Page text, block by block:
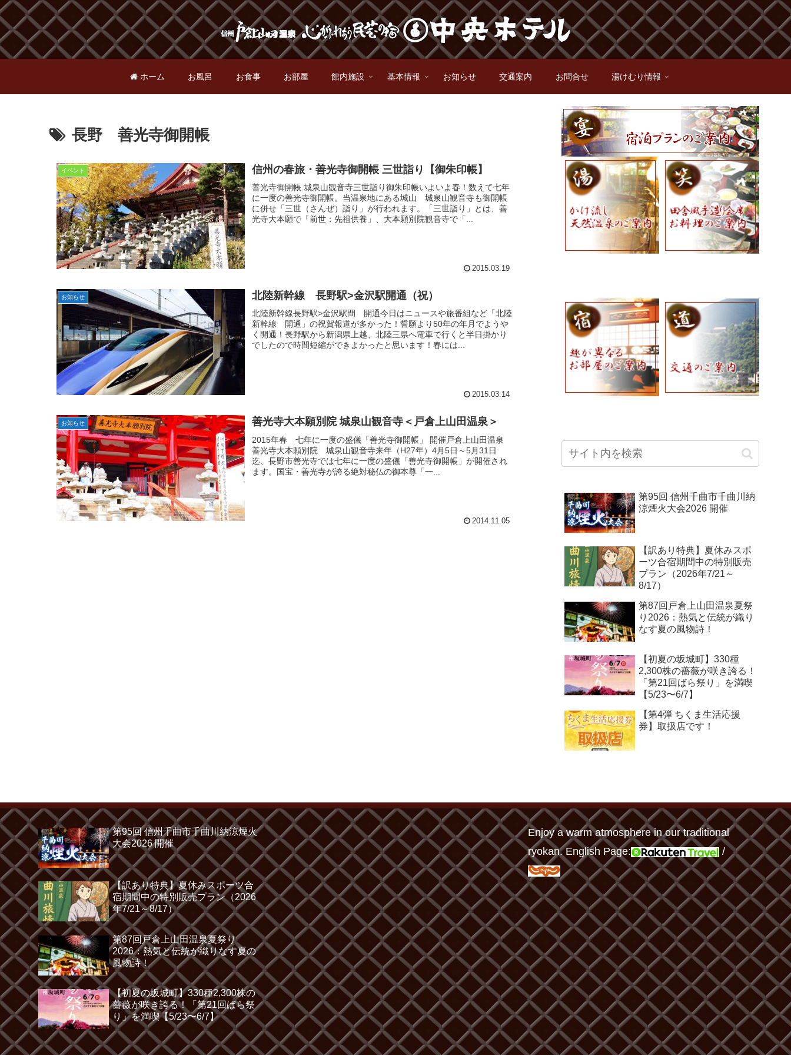
ホーム お風呂 お食事 お部屋 館内施設 基本情報 お知らせ 交通案内 お問合せ 湯けむり情報
長野 善光寺御開帳
イベント 信州の春旅・善光寺御開帳 三世詣り【御朱印帳】
善光寺御開帳 城泉山観音寺三世詣り御朱印帳いよいよ春！数えて七年
に一度の善光寺御開帳。当温泉地にある城山 城泉山観音寺も御開帳
に併せ「三世（さんぜ）詣り」が行われます。「三世詣り」とは、善
光寺大本願で「前世：先祖供養」、大本願別院観音寺で「...
2015.03.19
お知らせ 北陸新幹線 長野駅>金沢駅開通（祝）
北陸新幹線長野駅>金沢駅間 開通今日はニュースや旅番組など「北陸
新幹線 開通」の祝賀報道が多かった！誓願より50年の年月でようや
く開通！長野駅から新潟県上越、北陸三県へ電車で行くと半日掛かり
でしたので時間短縮ができよかったと思います！春には...
2015.03.14
お知らせ 善光寺大本願別院 城泉山観音寺＜戸倉上山田温泉＞
2015年春 七年に一度の盛儀「善光寺御開帳」 開催戸倉上山田温泉
善光寺大本願別院 城泉山観音寺来年（H27年）4月5日～5月31日
迄、長野市善光寺では七年に一度の盛儀「善光寺御開帳」が開催され
ます。国宝・善光寺が誇る絶対秘仏の御本尊「一...
2014.11.05
第95回 信州千曲市千曲川納
涼煙火大会2026 開催
【訳あり特典】夏休みスポ
ーツ合宿期間中の特別販売
プラン（2026年7/21～
8/17）
第87回戸倉上山田温泉夏祭
り2026：熱気と伝統が織り
なす夏の風物詩！
【初夏の坂城町】330種
2,300株の薔薇が咲き誇る！
「第21回ばら祭り」を満喫
【5/23〜6/7】
【第4弾 ちくま生活応援
券】取扱店です！
第95回 信州千曲市千曲川納涼煙火
大会2026 開催
【訳あり特典】夏休みスポーツ合
宿期間中の特別販売プラン（2026
年7/21～8/17）
第87回戸倉上山田温泉夏祭り
2026：熱気と伝統が織りなす夏の
風物詩！
【初夏の坂城町】330種2,300株の
薔薇が咲き誇る！「第21回ばら祭
り」を満喫【5/23〜6/7】
Enjoy a warm atmosphere in our traditional
ryokan. English Page:
/